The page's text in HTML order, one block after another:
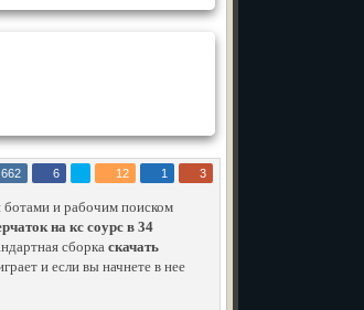
6 12 1 3
и рабочим поиском
на кс соурс в 34
сборка скачать
и если вы начнете в нее